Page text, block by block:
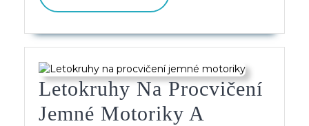
PŘÍSPĚVEK
Letokruhy Na Procvičení
Jemné Motoriky A